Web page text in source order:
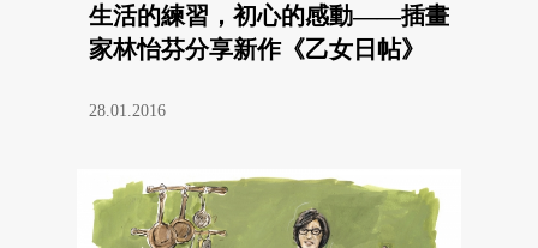
生活的練習，初心的感動——插畫
家林怡芬分享新作《乙女日帖》
28.01.2016